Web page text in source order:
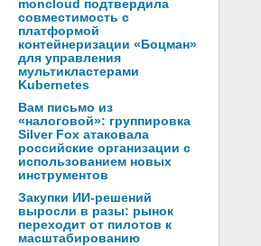
moncloud подтвердила
совместимость с
платформой
контейнеризации «Боцман»
для управления
мультикластерами
Kubernetes
Вам письмо из
«налоговой»: группировка
Silver Fox атаковала
российские организации с
использованием новых
инструментов
Закупки ИИ-решений
выросли в разы: рынок
переходит от пилотов к
масштабированию